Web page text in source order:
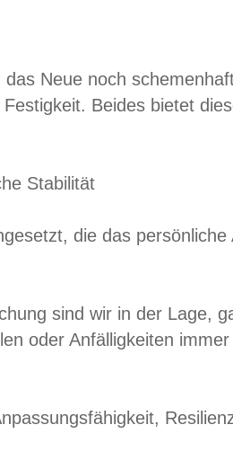
Neue noch
Beides bietet
Stabilität
die das persönliche
sind wir in der Lage,
oder Anfälligkeiten